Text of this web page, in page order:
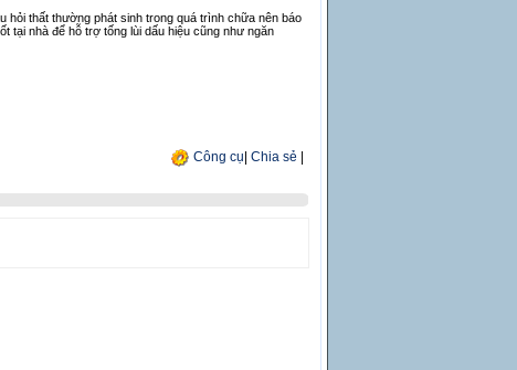
hỏi thất thường phát sinh trong quá trình chữa nên báo
tại nhà để hỗ trợ tống lùi dấu hiệu cũng như ngăn
Chia sẻ
Công cụ